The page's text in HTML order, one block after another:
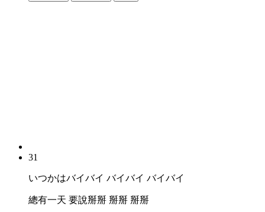
31
いつかはバイバイ バイバイ バイバイ
總有一天 要說掰掰 掰掰 掰掰